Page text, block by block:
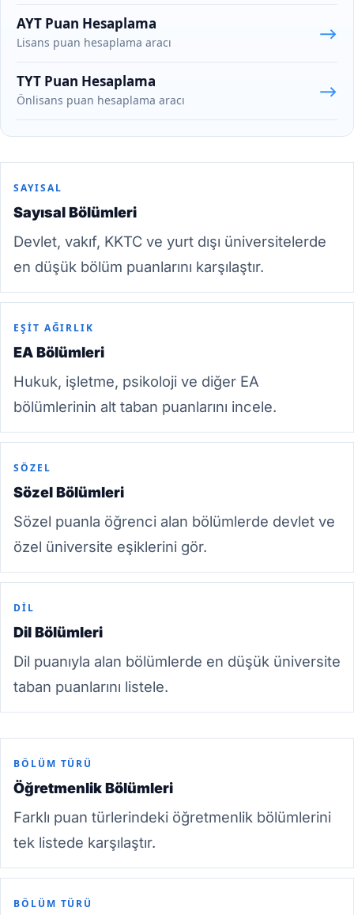
AYT Puan Hesaplama
Lisans puan hesaplama aracı ⟶
TYT Puan Hesaplama
Önlisans puan hesaplama aracı ⟶
SAYISAL
Sayısal Bölümleri
Devlet, vakıf, KKTC ve yurt dışı üniversitelerde
en düşük bölüm puanlarını karşılaştır.
EŞIT AĞIRLIK
EA Bölümleri
Hukuk, işletme, psikoloji ve diğer EA
bölümlerinin alt taban puanlarını incele.
SÖZEL
Sözel Bölümleri
Sözel puanla öğrenci alan bölümlerde devlet ve
özel üniversite eşiklerini gör.
DIL
Dil Bölümleri
Dil puanıyla alan bölümlerde en düşük üniversite
taban puanlarını listele.
BÖLÜM TÜRÜ
Öğretmenlik Bölümleri
Farklı puan türlerindeki öğretmenlik bölümlerini
tek listede karşılaştır.
BÖLÜM TÜRÜ